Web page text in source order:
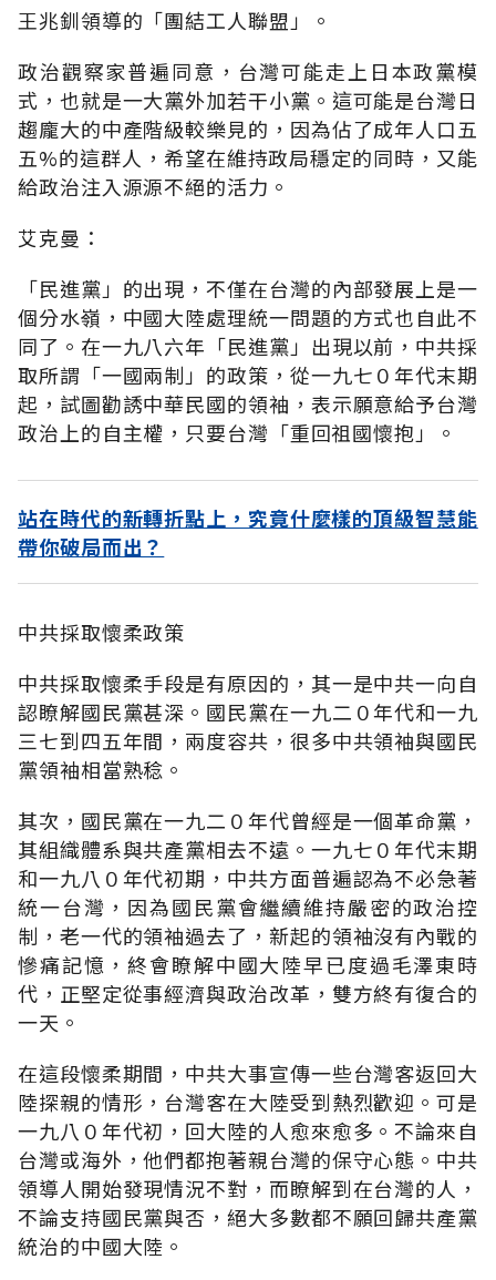
王兆釧領導的「團結工人聯盟」。
政治觀察家普遍同意，台灣可能走上日本政黨模
式，也就是一大黨外加若干小黨。這可能是台灣日
趨龐大的中產階級較樂見的，因為佔了成年人口五
五%的這群人，希望在維持政局穩定的同時，又能
給政治注入源源不絕的活力。
艾克曼：
「民進黨」的出現，不僅在台灣的內部發展上是一
個分水嶺，中國大陸處理統一問題的方式也自此不
同了。在一九八六年「民進黨」出現以前，中共採
取所謂「一國兩制」的政策，從一九七０年代末期
起，試圖勸誘中華民國的領袖，表示願意給予台灣
政治上的自主權，只要台灣「重回祖國懷抱」。
站在時代的新轉折點上，究竟什麼樣的頂級智慧能
帶你破局而出？
中共採取懷柔政策
中共採取懷柔手段是有原因的，其一是中共一向自
認瞭解國民黨甚深。國民黨在一九二０年代和一九
三七到四五年間，兩度容共，很多中共領袖與國民
黨領袖相當熟稔。
其次，國民黨在一九二０年代曾經是一個革命黨，
其組織體系與共產黨相去不遠。一九七０年代末期
和一九八０年代初期，中共方面普遍認為不必急著
統一台灣，因為國民黨會繼續維持嚴密的政治控
制，老一代的領袖過去了，新起的領袖沒有內戰的
慘痛記憶，終會瞭解中國大陸早已度過毛澤東時
代，正堅定從事經濟與政治改革，雙方終有復合的
一天。
在這段懷柔期間，中共大事宣傳一些台灣客返回大
陸探親的情形，台灣客在大陸受到熱烈歡迎。可是
一九八０年代初，回大陸的人愈來愈多。不論來自
台灣或海外，他們都抱著親台灣的保守心態。中共
領導人開始發現情況不對，而瞭解到在台灣的人，
不論支持國民黨與否，絕大多數都不願回歸共產黨
統治的中國大陸。